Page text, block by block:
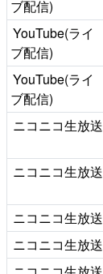
ブ配信)
YouTube(ライ
ブ配信)
YouTube(ライ
ブ配信)
ニコニコ生放送
ニコニコ生放送
ニコニコ生放送
ニコニコ生放送